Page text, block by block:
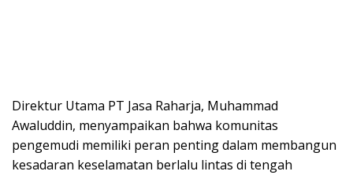
Direktur Utama PT Jasa Raharja, Muhammad
Awaluddin, menyampaikan bahwa komunitas
pengemudi memiliki peran penting dalam membangun
kesadaran keselamatan berlalu lintas di tengah